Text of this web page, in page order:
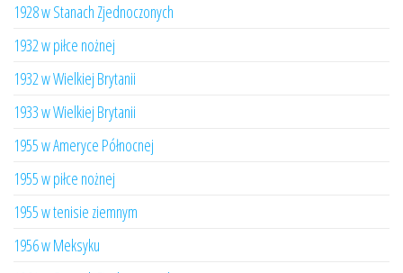
1928 w Stanach Zjednoczonych
1932 w piłce nożnej
1932 w Wielkiej Brytanii
1933 w Wielkiej Brytanii
1955 w Ameryce Północnej
1955 w piłce nożnej
1955 w tenisie ziemnym
1956 w Meksyku